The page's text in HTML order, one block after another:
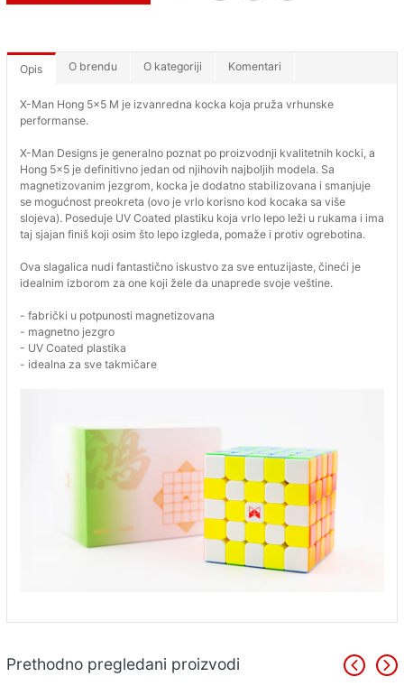
Opis O brendu O kategoriji Komentari
X-Man Hong 5x5 M je izvanredna kocka koja pruža vrhunske
performanse.
X-Man Designs je generalno poznat po proizvodnji kvalitetnih kocki, a
Hong 5x5 je definitivno jedan od njihovih najboljih modela. Sa
magnetizovanim jezgrom, kocka je dodatno stabilizovana i smanjuje
se mogućnost preokreta (ovo je vrlo korisno kod kocaka sa više
slojeva). Poseduje UV Coated plastiku koja vrlo lepo leži u rukama i ima
taj sjajan finiš koji osim što lepo izgleda, pomaže i protiv ogrebotina.
Ova slagalica nudi fantastično iskustvo za sve entuzijaste, čineći je
idealnim izborom za one koji žele da unaprede svoje veštine.
- fabrički u potpunosti magnetizovana
- magnetno jezgro
- UV Coated plastika
- idealna za sve takmičare
Prethodno pregledani proizvodi